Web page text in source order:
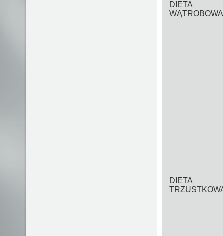
DIETA
WĄTROBOWA
DIETA